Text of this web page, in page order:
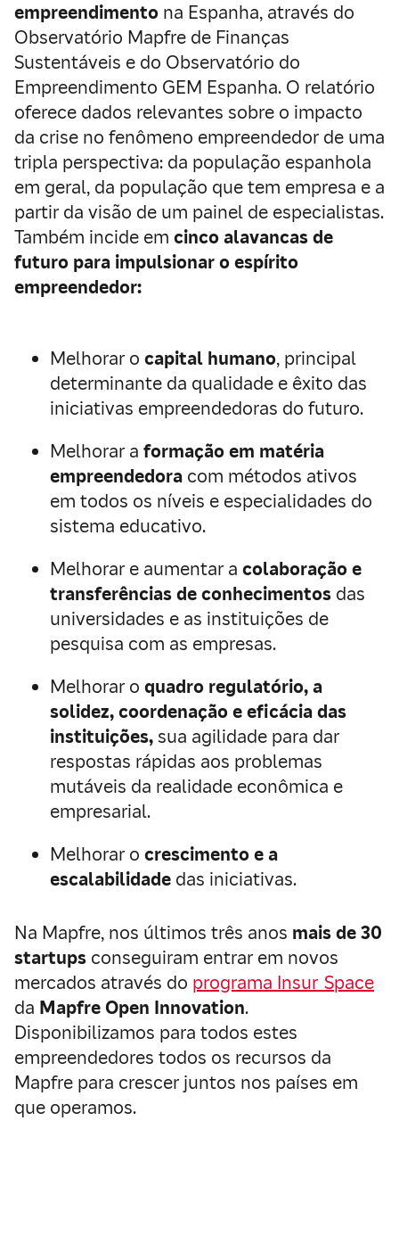
empreendimento na Espanha, através do
Observatório Mapfre de Finanças
Sustentáveis e do Observatório do
Empreendimento GEM Espanha. O relatório
oferece dados relevantes sobre o impacto
da crise no fenômeno empreendedor de uma
tripla perspectiva: da população espanhola
em geral, da população que tem empresa e a
partir da visão de um painel de especialistas.
Também incide em cinco alavancas de
futuro para impulsionar o espírito
empreendedor:
Melhorar o capital humano, principal
determinante da qualidade e êxito das
iniciativas empreendedoras do futuro.
Melhorar a formação em matéria
empreendedora com métodos ativos
em todos os níveis e especialidades do
sistema educativo.
Melhorar e aumentar a colaboração e
transferências de conhecimentos das
universidades e as instituições de
pesquisa com as empresas.
Melhorar o quadro regulatório, a
solidez, coordenação e eficácia das
instituições,sua agilidade para dar
respostas rápidas aos problemas
mutáveis da realidade econômica e
empresarial.
Melhorar o crescimento e a
escalabilidade das iniciativas.
Na Mapfre, nos últimos três anos mais de 30
startups conseguiram entrar em novos
mercados através do programa Insur_Space
da Mapfre Open Innovation.
Disponibilizamos para todos estes
empreendedores todos os recursos da
Mapfre para crescer juntos nos países em
que operamos.